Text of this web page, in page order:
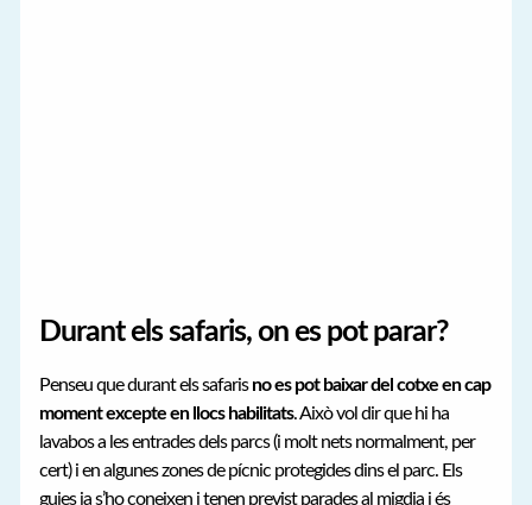
Durant els safaris, on es pot parar?
Penseu que durant els safarisno es pot baixar del cotxe en cap
moment excepte en llocs habilitats. Això vol dir que hi ha
lavabos a les entrades dels parcs (i molt nets normalment, per
cert) i en algunes zones de pícnic protegides dins el parc. Els
guies ja s’ho coneixen i tenen previst parades al migdia i és